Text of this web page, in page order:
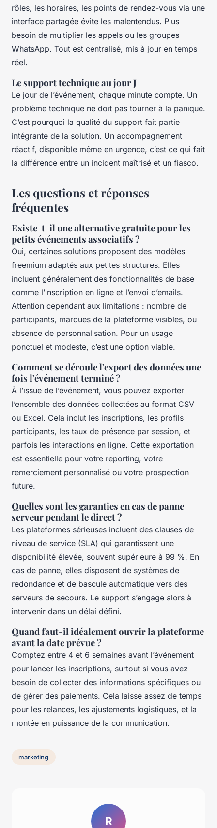
rôles, les horaires, les points de rendez-vous via une
interface partagée évite les malentendus. Plus
besoin de multiplier les appels ou les groupes
WhatsApp. Tout est centralisé, mis à jour en temps
réel.
Le support technique au jour J
Le jour de l’événement, chaque minute compte. Un
problème technique ne doit pas tourner à la panique.
C’est pourquoi la qualité du support fait partie
intégrante de la solution. Un accompagnement
réactif, disponible même en urgence, c’est ce qui fait
la différence entre un incident maîtrisé et un fiasco.
Les questions et réponses
fréquentes
Existe-t-il une alternative gratuite pour les
petits événements associatifs ?
Oui, certaines solutions proposent des modèles
freemium adaptés aux petites structures. Elles
incluent généralement des fonctionnalités de base
comme l’inscription en ligne et l’envoi d’emails.
Attention cependant aux limitations : nombre de
participants, marques de la plateforme visibles, ou
absence de personnalisation. Pour un usage
ponctuel et modeste, c’est une option viable.
Comment se déroule l'export des données une
fois l'événement terminé ?
À l’issue de l’événement, vous pouvez exporter
l’ensemble des données collectées au format CSV
ou Excel. Cela inclut les inscriptions, les profils
participants, les taux de présence par session, et
parfois les interactions en ligne. Cette exportation
est essentielle pour votre reporting, votre
remerciement personnalisé ou votre prospection
future.
Quelles sont les garanties en cas de panne
serveur pendant le direct ?
Les plateformes sérieuses incluent des clauses de
niveau de service (SLA) qui garantissent une
disponibilité élevée, souvent supérieure à 99 %. En
cas de panne, elles disposent de systèmes de
redondance et de bascule automatique vers des
serveurs de secours. Le support s’engage alors à
intervenir dans un délai défini.
Quand faut-il idéalement ouvrir la plateforme
avant la date prévue ?
Comptez entre 4 et 6 semaines avant l’événement
pour lancer les inscriptions, surtout si vous avez
besoin de collecter des informations spécifiques ou
de gérer des paiements. Cela laisse assez de temps
pour les relances, les ajustements logistiques, et la
montée en puissance de la communication.
marketing
R